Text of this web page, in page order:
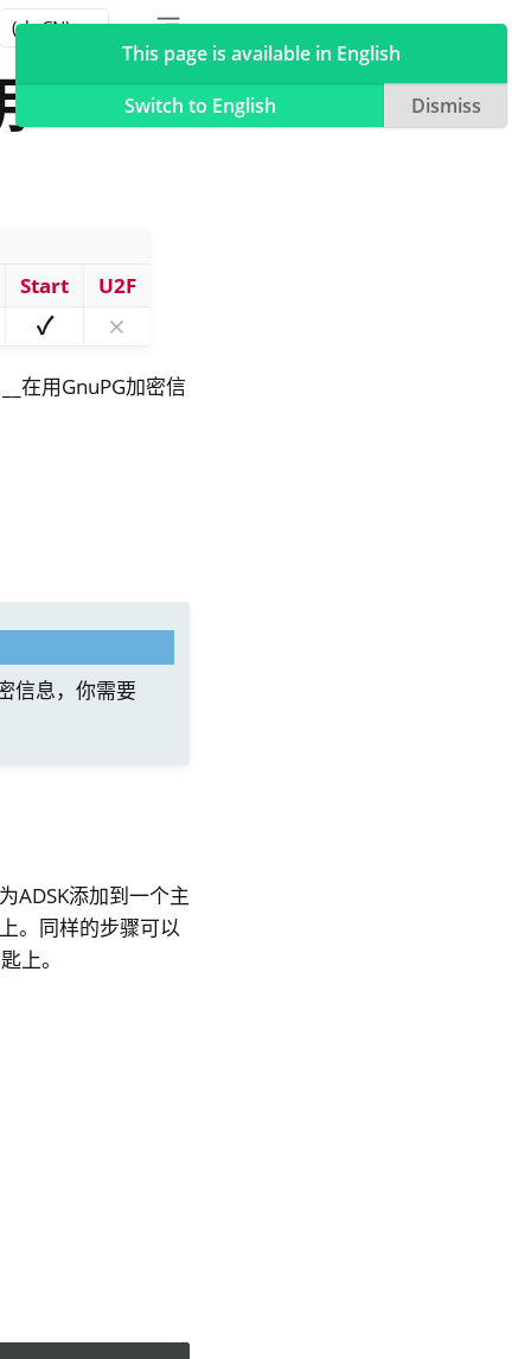
Start U2F
✓ ⨯
在用GnuPG加密信
信息，你需要
添加到一个主
。同样的步骤可以
上。
This page is available in English
Switch to English
Dismiss